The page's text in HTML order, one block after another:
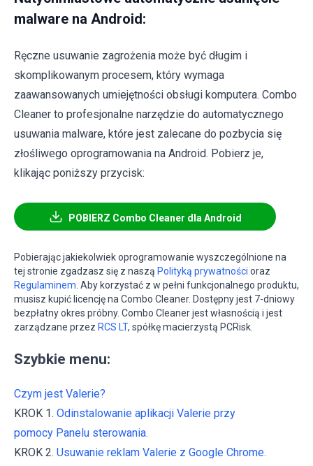
malware na Android:
Ręczne usuwanie zagrożenia może być długim i
skomplikowanym procesem, który wymaga
zaawansowanych umiejętności obsługi komputera. Combo
Cleaner to profesjonalne narzędzie do automatycznego
usuwania malware, które jest zalecane do pozbycia się
złośliwego oprogramowania na Android. Pobierz je,
klikając poniższy przycisk:
POBIERZ Combo Cleaner dla Android
Pobierając jakiekolwiek oprogramowanie wyszczególnione na
tej stronie zgadzasz się z naszą Polityką prywatności oraz
Regulaminem. Aby korzystać z w pełni funkcjonalnego produktu,
musisz kupić licencję na Combo Cleaner. Dostępny jest 7-dniowy
bezpłatny okres próbny. Combo Cleaner jest własnością i jest
zarządzane przez RCS LT, spółkę macierzystą PCRisk.
Szybkie menu:
Czym jest Valerie?
KROK 1. Odinstalowanie aplikacji Valerie przy
pomocy Panelu sterowania.
KROK 2. Usuwanie reklam Valerie z Google Chrome.